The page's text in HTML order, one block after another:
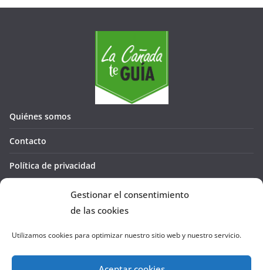
Gestionar el consentimiento
de las cookies
Utilizamos cookies para optimizar nuestro sitio web y nuestro servicio.
Quiénes somos
Contacto
Política de privacidad
Política de cookies (UE)